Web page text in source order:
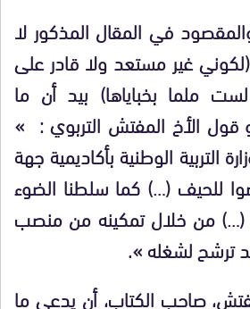
في المقال المذكور لا
غير مستعد ولا قادر على
ملما بخباياها) بيد أن ما
قول الأخ المفتش التربوي : »
التربية الوطنية بأكاديمية جهة
للحيف (…) كما سلطنا الضوء
من خلال تمكينه من منصب
ترشح لشغله ».
صاحب الكتاب، أن يدعي ما